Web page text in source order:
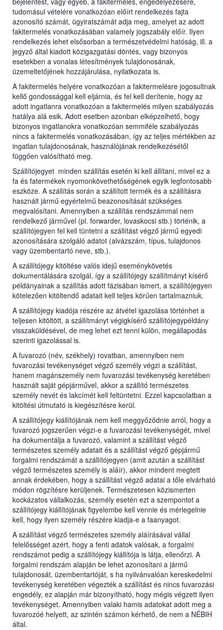
tudomásul vételére vonatkozóan előírt rendelkezés fajta
azonosító számát, ügyiratszámát adja meg, amelyet az adott
fakitermelés vonatkozásában valamely jogszabály előír. Ilyen
rendelkezés lehet elsősorban a természetvédelmi hatóság, ill. a
jegyző által kiadott közigazgatási döntés, vagy bizonyos
esetekben a vonalas létesítmények tulajdonosának,
üzemeltetőjének hozzájárulása, nyilatkozata is.
A fakitermelés helyére vonatkozóan a fakitermelésre jogosultnak
kellő gondossággal kell eljárnia, és fel kell derítenie, hogy az
adott ingatlanra vonatkozóan a fakitermelés milyen szabályozás
hatálya alá esik. Adott esetben azonban elképzelhető, hogy
bizonyos ingatlanokra vonatkozóan semmiféle szabályozás
nincs a fakitermelés vonatkozásában, így az teljes mértékben az
ingatlan tulajdonosának, használójának rendelkezésétől
függően valósítható meg.
Szállítójegyet minden szállítás esetén ki kell állítani, mivel ez a
fa és fatermékek nyomonkövethetőségének egyik legfontosabb
eszköze. A szállítás során a szállított termék és a szállításra
használt jármű egyértelmű beazonosítását szükséges
megvalósítani. Amennyiben a szállítás rendszámmal nem
rendelkező járművel (pl. forwarder, lovaskocsi stb.) történik, a
szállítójegyen fel kell tüntetni a szállítást végző jármű egyedi
azonosítására szolgáló adatot (alvázszám, típus, tulajdonos
vagy üzembentartó neve, stb.).
A szállítójegy kitöltése valós idejű eseménykövetés
dokumentálására szolgál, így a szállítójegy szállítmányt kísérő
példányainak a szállítás adott fázisában ismert, a szállítójegyen
kötelezően kitöltendő adatait kell teljes körűen tartalmazniuk.
A szállítójegy kiadója részére az átvétel igazolása történhet a
teljesen kitöltött, a szállítmányt végigkísérő szállítójegypéldány
visszaküldésével, de meg lehet ezt tenni külön, megállapodás
szerinti igazolással is.
A fuvarozó (név, székhely) rovatban, amennyiben nem
fuvarozási tevékenységet végző személy végzi a szállítást,
hanem magánszemély nem fuvarozási tevékenység keretében
használt saját gépjárművel, akkor a szállító természetes
személy nevét és lakcímét kell feltüntetni. Ezzel kapcsolatban a
kitöltési útmutató is kiegészítésre kerül.
A szállítójegy kiállítójának nem kell meggyőződnie arról, hogy a
fuvarozó jogszerűen végzi-e a fuvarozási tevékenységét, mivel
ha dokumentálja a fuvarozó, valamint a szállítást végző
természetes személy adatait és a szállítást végző gépjármű
forgalmi rendszámát a szállítójegyen (amit azután a szállítást
végző természetes személy is aláír), akkor mindent megtett
annak érdekében, hogy a szállítást végző adatai a tőle elvárható
módon rögzítésre kerüljenek. Természetesen közismerten
kockázatos vállalkozás, személy esetén ezt a szempontot a
szállítójegy kiállítójának figyelembe kell vennie és mérlegelnie
kell, hogy ilyen személy részére kiadja-e a faanyagot.
A szállítást végző természetes személy aláírásával vállal
felelősséget azért, hogy a fenti adatok valósak, a forgalmi
rendszámot pedig a szállítójegy kiállítója is látja, ellenőrzi. A
forgalmi rendszám alapján be lehet azonosítani a jármű
tulajdonosát, üzembentartóját, s ha nyilvánvalóan kereskedelmi
tevékenység keretében végezték a szállítást és nincs fuvarozási
engedély, ez alapján már bizonyítható, hogy mégis végzett ilyen
tevékenységet. Amennyiben valaki hamis adatokat adott meg a
fuvarozóé helyett, az szintén számon kérhető, de nem a NÉBIH
által.